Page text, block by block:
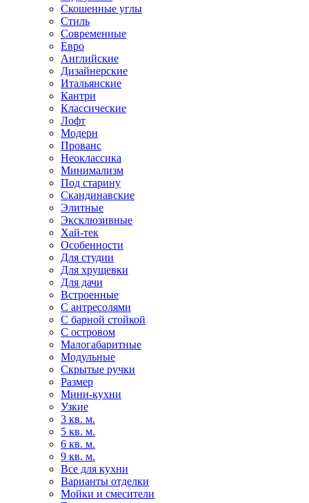
Скошенные углы
Стиль
Современные
Евро
Английские
Дизайнерские
Итальянские
Кантри
Классические
Лофт
Модерн
Прованс
Неоклассика
Минимализм
Под старину
Скандинавские
Элитные
Эксклюзивные
Хай-тек
Особенности
Для студии
Для хрущевки
Для дачи
Встроенные
С антресолями
С барной стойкой
С островом
Малогабаритные
Модульные
Скрытые ручки
Размер
Мини-кухни
Узкие
3 кв. м.
5 кв. м.
6 кв. м.
9 кв. м.
Все для кухни
Варианты отделки
Мойки и смесители